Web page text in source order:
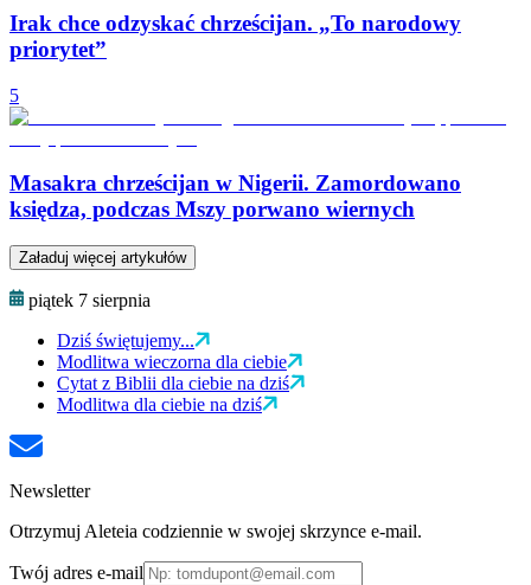
Irak chce odzyskać chrześcijan. „To narodowy
priorytet”
5
Masakra chrześcijan w Nigerii. Zamordowano
księdza, podczas Mszy porwano wiernych
Załaduj więcej artykułów
piątek 7 sierpnia
Dziś świętujemy...
Modlitwa wieczorna dla ciebie
Cytat z Biblii dla ciebie na dziś
Modlitwa dla ciebie na dziś
Newsletter
Otrzymuj Aleteia codziennie w swojej skrzynce e-mail.
Twój adres e-mail